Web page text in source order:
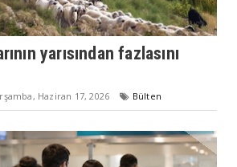
yarısından fazlasını
Haziran 17, 2026 Bülten